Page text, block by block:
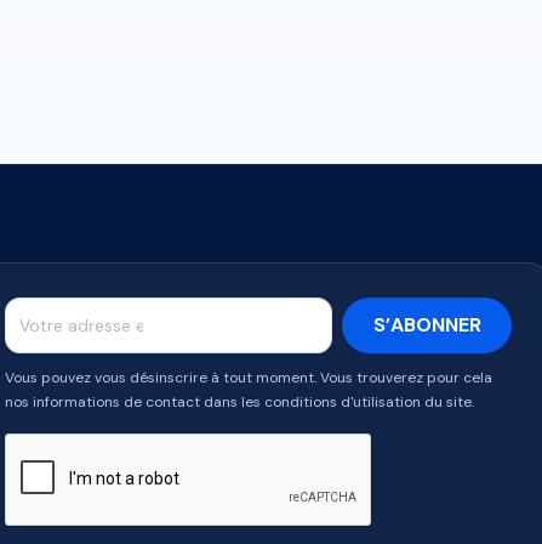
Vous pouvez vous désinscrire à tout moment. Vous trouverez pour cela
nos informations de contact dans les conditions d'utilisation du site.